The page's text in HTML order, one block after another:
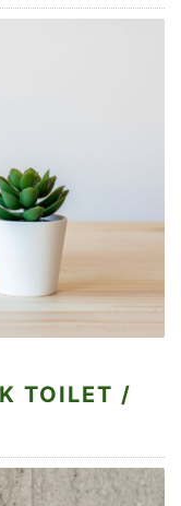
TOILET /